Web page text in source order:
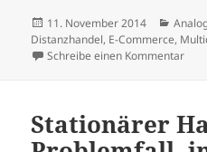
Veröffentlicht
am
11. November 2014
Distanzhandel, E-Commerce,
Schreibe einen Kommentarzu
Stationärer